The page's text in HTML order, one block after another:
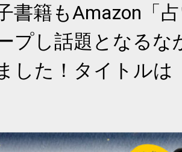
書籍もAmazon「
プし話題となるな
した！タイトルは